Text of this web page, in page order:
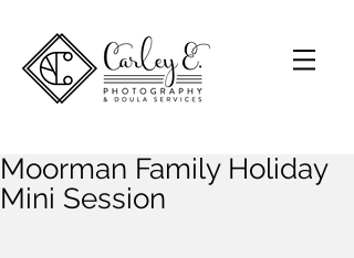
Moorman Family Holiday
Mini Session